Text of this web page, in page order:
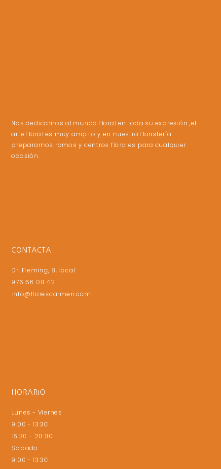
Nos dedicamos al mundo floral en toda su expresión ,el
arte floral es muy amplio y en nuestra floristería
preparamos ramos y centros florales para cualquier
ocasión.
CONTACTA
Dr. Fleming, 8, local
976 66 08 42
info@florescarmen.com
HORARIO
Lunes - Viernes
9:00 - 13:30
16:30 - 20:00
Sábado
9:00 - 13:30